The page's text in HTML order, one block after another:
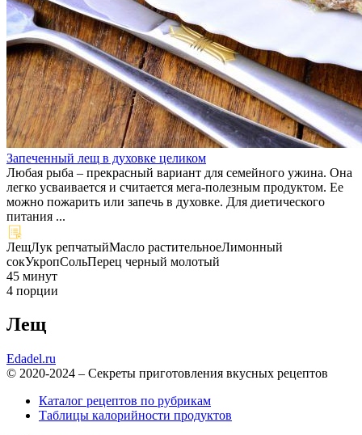
Запеченный лещ в духовке целиком
Любая рыба – прекрасный вариант для семейного ужина. Она
легко усваивается и считается мега-полезным продуктом. Ее
можно пожарить или запечь в духовке. Для диетического
питания ...
ЛещЛук репчатыйМасло растительноеЛимонный
сокУкропСольПерец черный молотый
45 минут
4 порции
Лещ
Edadel.ru
© 2020-2024 – Секреты приготовления вкусных рецептов
Каталог рецептов по рубрикам
Таблицы калорийности продуктов